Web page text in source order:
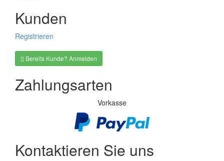
Kunden
Registrieren
Bereits Kunde? Anmelden
Zahlungsarten
Vorkasse
Kontaktieren Sie uns